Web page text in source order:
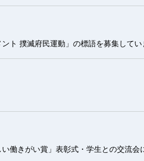
ント 撲滅府民運動」の標語を募集してい
い働きがい賞」表彰式・学生との交流会